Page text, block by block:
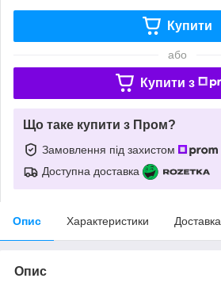
Купити
або
Купити з
Що таке купити з Пром?
Замовлення під захистом
Доступна доставка
Опис Характеристики Доставка
Опис